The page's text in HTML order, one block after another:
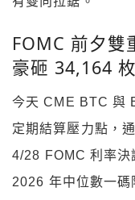
FOMC 前夕雙
豪砸 34,164
今天 CME BTC 與
定期結算壓力點，
4/28 FOMC 利率決
2026 年中位數一